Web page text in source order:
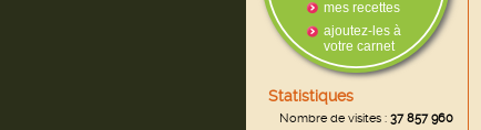
mes recettes
ajoutez-les à
votre carnet
Statistiques
Nombre de visites : 37 857 960